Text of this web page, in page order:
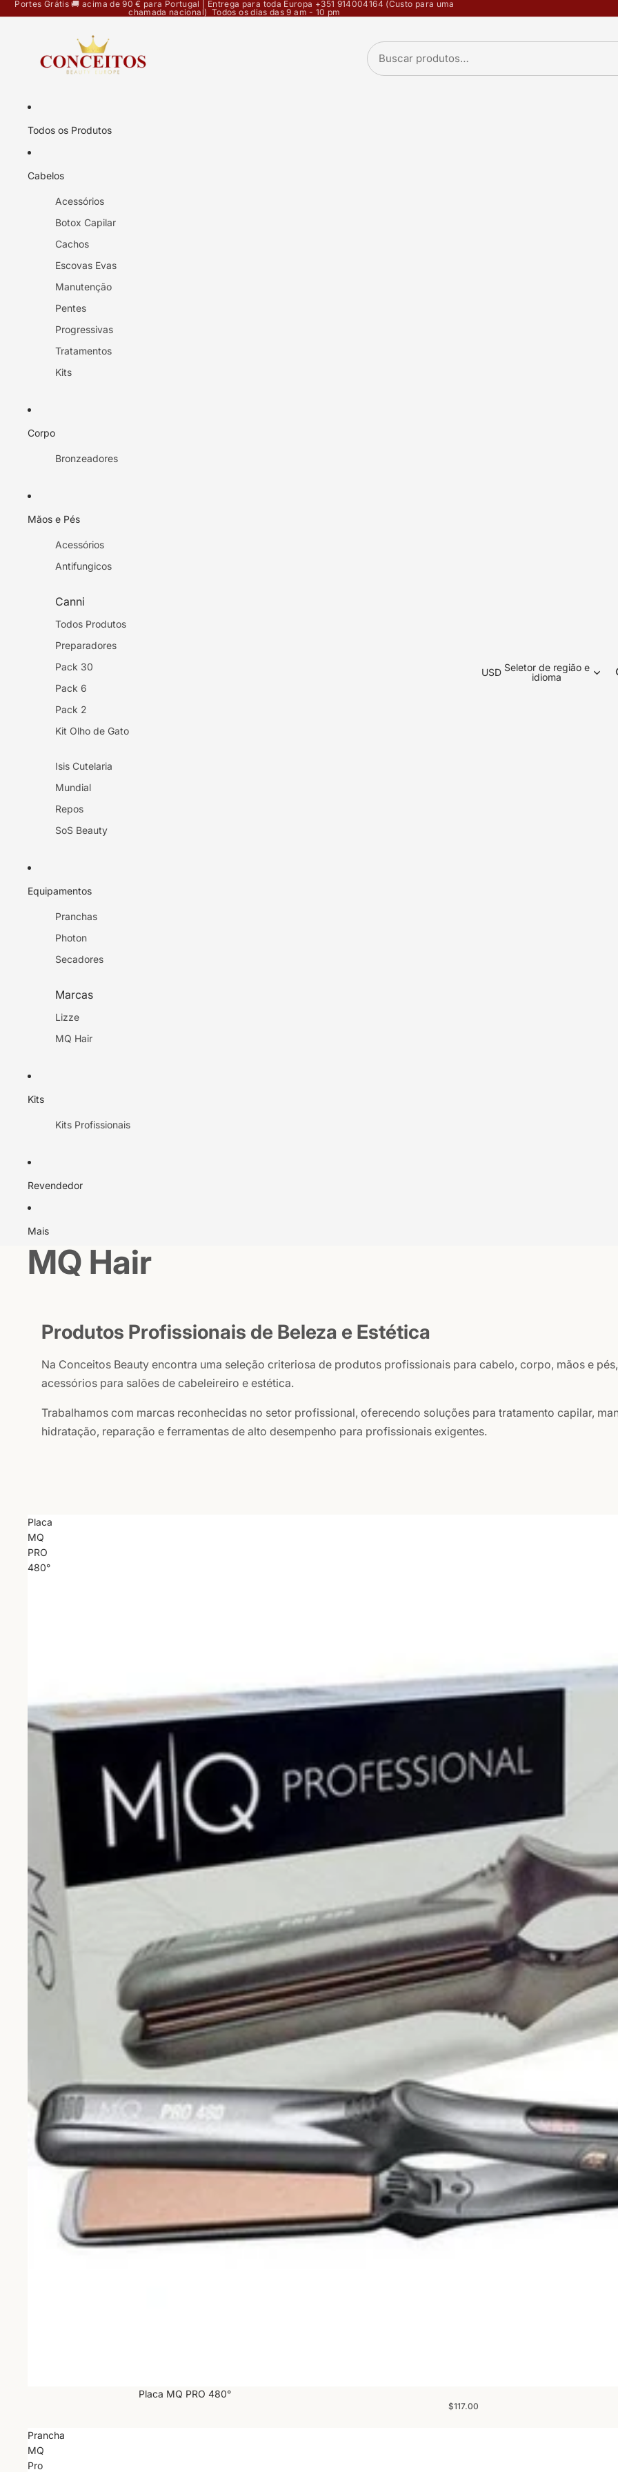
Portes Grátis 🚚 acima de 90 € para Portugal | Entrega para toda Europa +351 914004164 (Custo para uma
chamada nacional) Todos os dias das 9 am - 10 pm
Todos os Produtos
Cabelos
Acessórios
Botox Capilar
Cachos
Escovas Evas
Manutenção
Pentes
Progressivas
Tratamentos
Kits
Corpo
Bronzeadores
Mãos e Pés
Acessórios
Antifungicos
Canni
Todos Produtos
Preparadores
Pack 30
Pack 6
Pack 2
Kit Olho de Gato
Isis Cutelaria
Mundial
Repos
SoS Beauty
Equipamentos
Pranchas
Photon
Secadores
Marcas
Lizze
MQ Hair
Kits
Kits Profissionais
Revendedor
Mais
USD Seletor de região e
idioma
MQ Hair
Produtos Profissionais de Beleza e Estética
Na Conceitos Beauty encontra uma seleção criteriosa de produtos profissionais para cabelo, corpo, mãos e
acessórios para salões de cabeleireiro e estética.
Trabalhamos com marcas reconhecidas no setor profissional, oferecendo soluções para tratamento capilar,
hidratação, reparação e ferramentas de alto desempenho para profissionais exigentes.
Placa
MQ
PRO
480°
Placa MQ PRO 480°
$117.00
Prancha
MQ
Pro